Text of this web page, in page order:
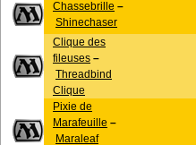
Chassebrille –
Shinechaser
Clique des
fileuses –
Threadbind
Clique
Pixie de
Marafeuille –
Maraleaf